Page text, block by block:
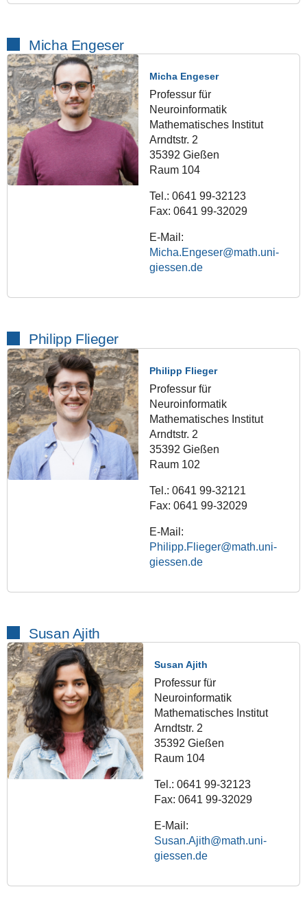
Micha Engeser
Micha Engeser
Professur für
Neuroinformatik
Mathematisches Institut
Arndtstr. 2
35392 Gießen
Raum 104
Tel.: 0641 99-32123
Fax: 0641 99-32029
E-Mail:
Micha.Engeser@math.uni-
giessen.de
Philipp Flieger
Philipp Flieger
Professur für
Neuroinformatik
Mathematisches Institut
Arndtstr. 2
35392 Gießen
Raum 102
Tel.: 0641 99-32121
Fax: 0641 99-32029
E-Mail:
Philipp.Flieger@math.uni-
giessen.de
Susan Ajith
Susan Ajith
Professur für
Neuroinformatik
Mathematisches Institut
Arndtstr. 2
35392 Gießen
Raum 104
Tel.: 0641 99-32123
Fax: 0641 99-32029
E-Mail:
Susan.Ajith@math.uni-
giessen.de